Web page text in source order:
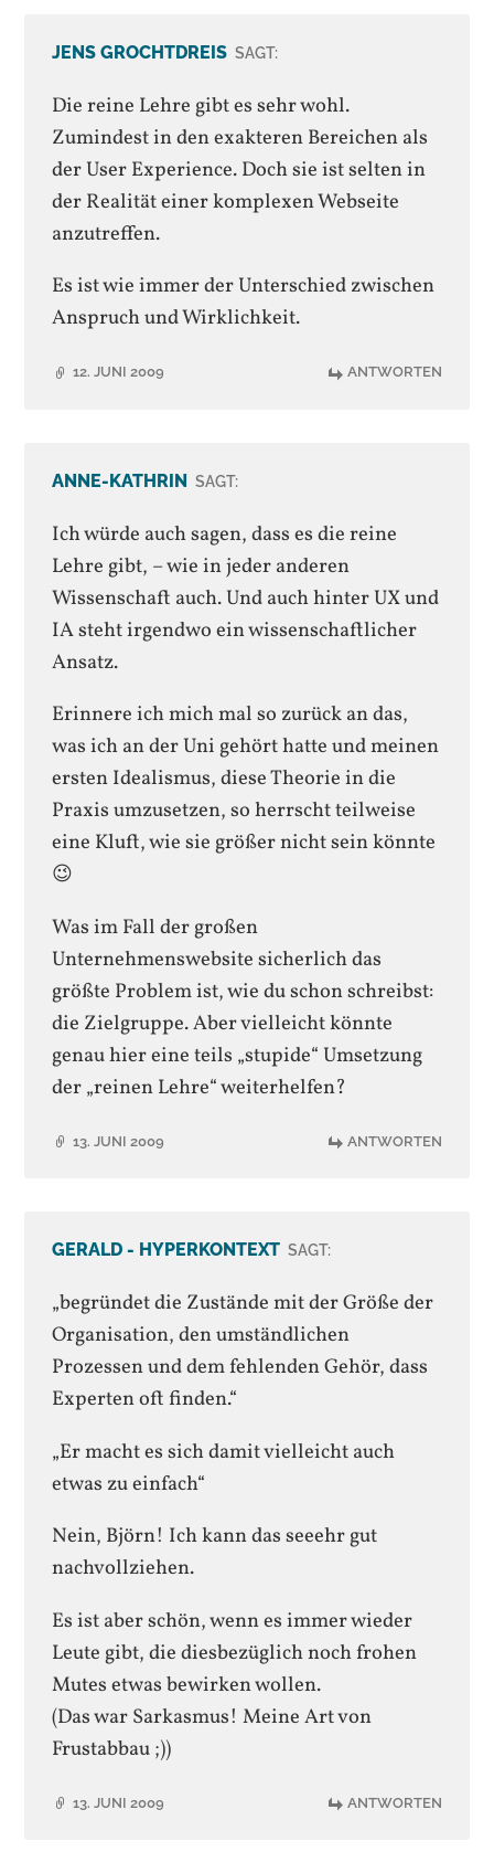
JENS GROCHTDREIS SAGT:
Die reine Lehre gibt es sehr wohl.
Zumindest in den exakteren Bereichen als
der User Experience. Doch sie ist selten in
der Realität einer komplexen Webseite
anzutreffen.
Es ist wie immer der Unterschied zwischen
Anspruch und Wirklichkeit.
12. JUNI 2009 ANTWORTEN
ANNE-KATHRIN SAGT:
Ich würde auch sagen, dass es die reine
Lehre gibt, – wie in jeder anderen
Wissenschaft auch. Und auch hinter UX und
IA steht irgendwo ein wissenschaftlicher
Ansatz.
Erinnere ich mich mal so zurück an das,
was ich an der Uni gehört hatte und meinen
ersten Idealismus, diese Theorie in die
Praxis umzusetzen, so herrscht teilweise
eine Kluft, wie sie größer nicht sein könnte
😉
Was im Fall der großen
Unternehmenswebsite sicherlich das
größte Problem ist, wie du schon schreibst:
die Zielgruppe. Aber vielleicht könnte
genau hier eine teils „stupide“ Umsetzung
der „reinen Lehre“ weiterhelfen?
13. JUNI 2009 ANTWORTEN
GERALD - HYPERKONTEXT SAGT:
„begründet die Zustände mit der Größe der
Organisation, den umständlichen
Prozessen und dem fehlenden Gehör, dass
Experten oft finden.“
„Er macht es sich damit vielleicht auch
etwas zu einfach“
Nein, Björn! Ich kann das seeehr gut
nachvollziehen.
Es ist aber schön, wenn es immer wieder
Leute gibt, die diesbezüglich noch frohen
Mutes etwas bewirken wollen.
(Das war Sarkasmus! Meine Art von
Frustabbau ;))
13. JUNI 2009 ANTWORTEN